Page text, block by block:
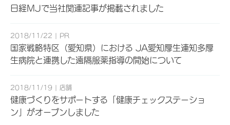
日経MJで当社関連記事が掲載されました
2018/11/22 PR
国家戦略特区（愛知県）における JA愛知厚生連知多厚
生病院と連携した遠隔服薬指導の開始について
2018/11/19 店舗
健康づくりをサポートする「健康チェックステーショ
ン」がオープンしました